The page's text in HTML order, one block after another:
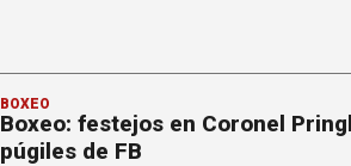
BOXEO
Boxeo: festejos en Coronel
púgiles de FB